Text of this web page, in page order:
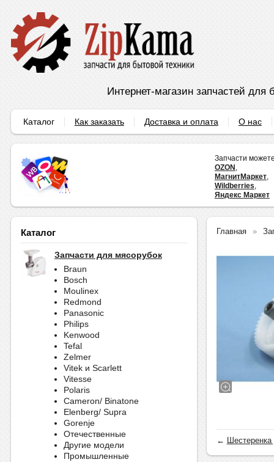
Интернет-магазин запчастей для
Каталог Как заказать Доставка и оплата О нас
Запчасти
OZON ,
МагнитМаркет,
Wildberries,
Яндекс Маркет
Каталог
Запчасти для мясорубок
Braun
Bosch
Moulinex
Redmond
Panasonic
Philips
Kenwood
Tefal
Zelmer
Vitek и Scarlett
Vitesse
Polaris
Cameron/ Binatone
Elenberg/ Supra
Gorenje
Отечественные
Другие модели
Промышленные
Главная
←